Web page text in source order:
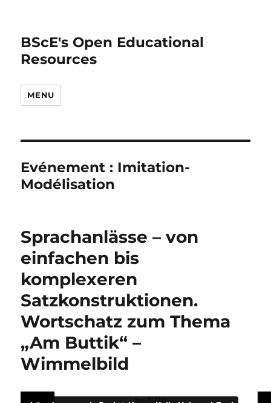
BScE's Open Educational
Resources
MENU
Evénement : Imitation-
Modélisation
Sprachanlässe – von
einfachen bis
komplexeren
Satzkonstruktionen.
Wortschatz zum Thema
„Am Buttik“ –
Wimmelbild